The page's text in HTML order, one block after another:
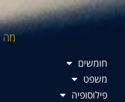
מה
חומשים
משפט
פילוסופיה